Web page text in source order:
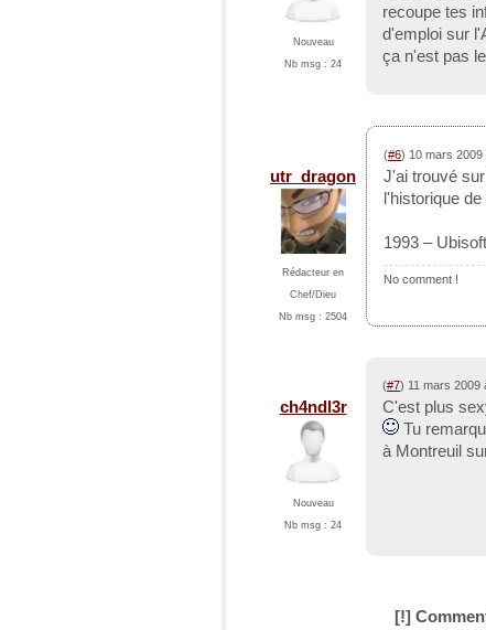
Nouveau
Nb msg : 24
recoupe tes
d'emploi sur
ça n'est pas
utr_dragon
Rédacteur en
Chef/Dieu
Nb msg : 2504
(#6) 10 mars 2009
J'ai trouvé
l'historique
1993 –
No comment !
ch4ndl3r
Nouveau
Nb msg : 24
(#7) 11 mars 2009
C'est plus
Tu
à Montreuil
[!]